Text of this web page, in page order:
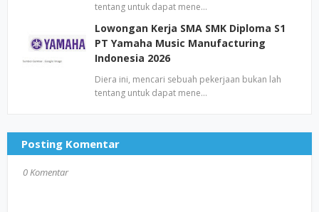
tentang untuk dapat mene…
Lowongan Kerja SMA SMK Diploma S1
PT Yamaha Music Manufacturing
Indonesia 2026
Diera ini, mencari sebuah pekerjaan bukan lah
tentang untuk dapat mene…
Posting Komentar
0 Komentar